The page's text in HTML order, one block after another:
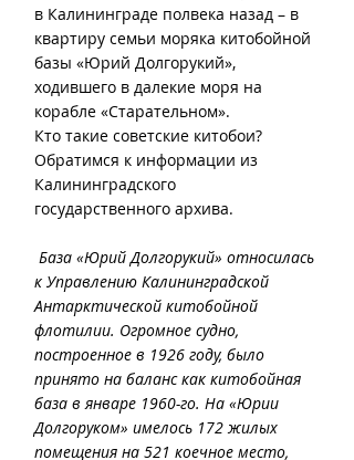
в Калининграде полвека назад – в
квартиру семьи моряка китобойной
базы «Юрий Долгорукий»,
ходившего в далекие моря на
корабле «Старательном».
Кто такие советские китобои?
Обратимся к информации из
Калининградского
государственного архива.
База «Юрий Долгорукий» относилась
к Управлению Калининградской
Антарктической китобойной
флотилии. Огромное судно,
построенное в 1926 году, было
принято на баланс как китобойная
база в январе 1960-го. На «Юрии
Долгоруком» имелось 172 жилых
помещения на 521 коечное место,